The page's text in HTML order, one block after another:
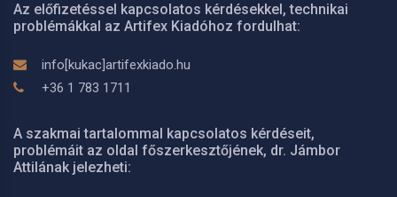
Az előfizetéssel kapcsolatos kérdésekkel, technikai
problémákkal az Artifex Kiadóhoz fordulhat:
info[kukac]artifexkiado.hu
+36 1 783 1711
A szakmai tartalommal kapcsolatos kérdéseit,
problémáit az oldal főszerkesztőjének, dr. Jámbor
Attilának jelezheti: